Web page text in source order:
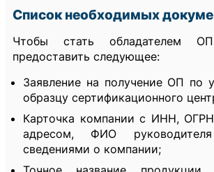
Список необходимых
Чтобы стать обладателем
предоставить следующее:
Заявление на получение ОП по
образцу сертификационного
Карточка компании с ИНН,
адресом, ФИО
сведениями о компании;